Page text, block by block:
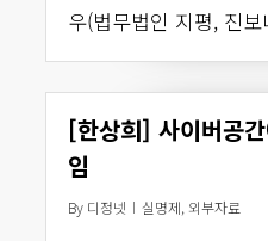
우(법무법인 지평, 진보
[한상희] 사이버공
임
By 디정넷 실명제, 외부자료